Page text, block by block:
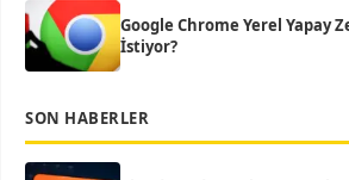
Google Chrome Yerel Yapay
İstiyor?
SON HABERLER